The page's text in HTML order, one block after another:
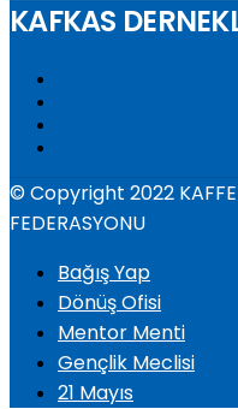
KAFKAS
© Copyright 2022
FEDERASYONU
Bağış Yap
Dönüş Ofisi
Mentor Menti
Gençlik Meclisi
21 Mayıs